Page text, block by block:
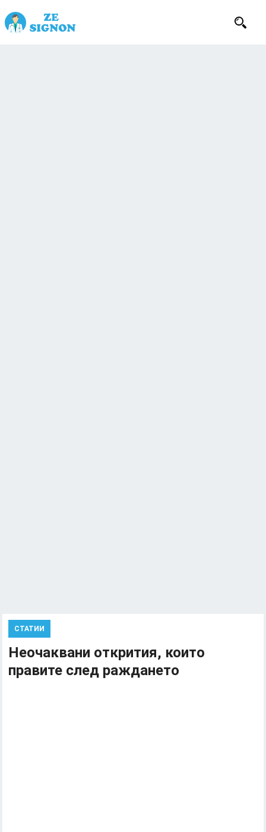
СТАТИИ
Неочаквани открития, които
правите след раждането